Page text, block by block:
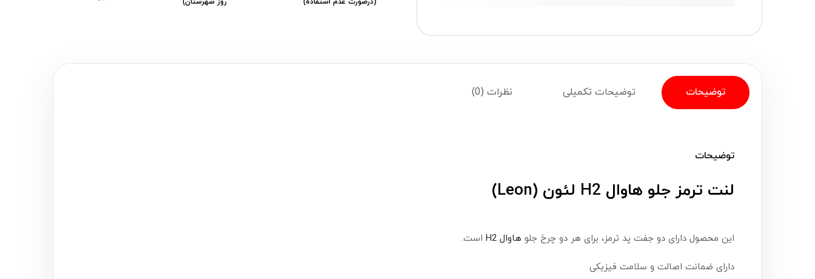
(درصورت عدم استفاده)
روز شهرستان)
توضیحات توضیحات تکمیلی نظرات (0)
توضیحات
لنت ترمز جلو هاوال H2 لئون (Leon)
این محصول دارای دو جفت پد ترمز، برای هر دو چرخ جلو هاوال H2 است.
دارای ضمانت اصالت و سلامت فیزیکی